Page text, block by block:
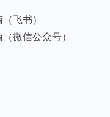
（飞书）
（微信公众号）